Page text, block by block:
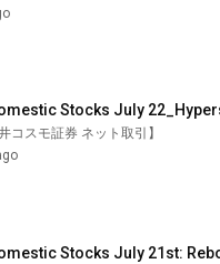
Stocks July
コスモ証券 ネット取引】
Stocks July 21st: